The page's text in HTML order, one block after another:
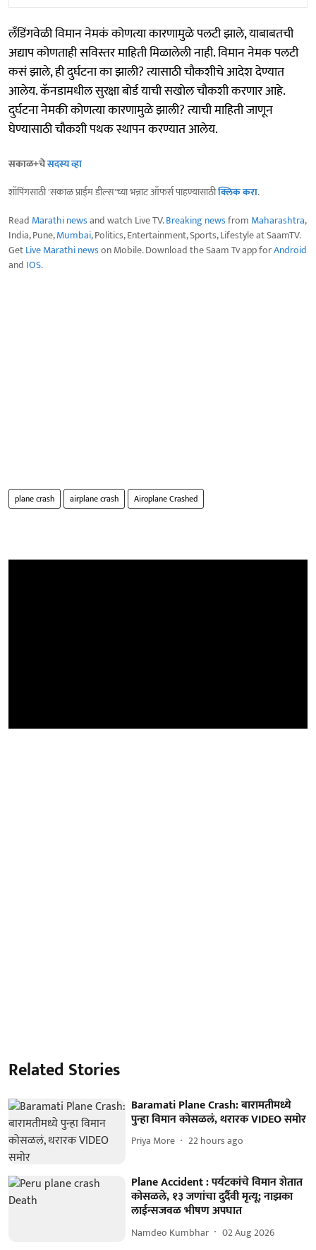
लँडिंगवेळी विमान नेमकं कोणत्या कारणामुळे पलटी झाले, याबाबतची
अद्याप कोणताही सविस्तर माहिती मिळालेली नाही. विमान नेमक पलटी
कसं झाले, ही दुर्घटना का झाली? त्यासाठी चौकशीचे आदेश देण्यात
आलेय. कॅनडामधील सुरक्षा बोर्ड याची सखोल चौकशी करणार आहे.
दुर्घटना नेमकी कोणत्या कारणामुळे झाली? त्याची माहिती जाणून
घेण्यासाठी चौकशी पथक स्थापन करण्यात आलेय.
सकाळ+चेसदस्य व्हा
शॉपिंगसाठी 'सकाळ प्राईम डील्स'च्या भन्नाट ऑफर्स पाहण्यासाठीक्लिक करा.
Read Marathi newsand watch Live TV.Breaking newsfrom Maharashtra,
India, Pune,Mumbai, Politics, Entertainment, Sports, Lifestyle at SaamTV.
GetLive Marathi newson Mobile. Download the Saam Tv app forAndroid
and IOS.
plane crash airplane crash Airoplane Crashed
Related Stories
Baramati Plane Crash: बारामतीमध्ये
पुन्हा विमान कोसळलं, थरारक VIDEO समोर
Priya More 22 hours ago
Plane Accident : पर्यटकांचे विमान शेतात
कोसळले, १३ जणांचा दुर्दैवी मृत्यू; नाझका
लाईन्सजवळ भीषण अपघात
Namdeo Kumbhar 02 Aug 2026